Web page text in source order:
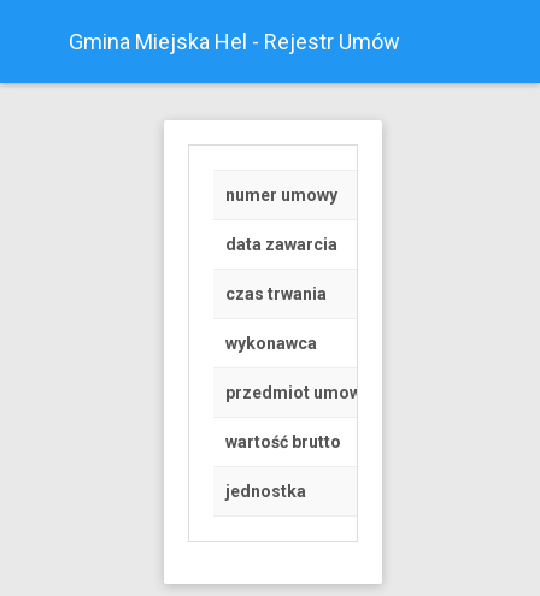
Gmina Miejska Hel - Rejestr Umów
numer umowy
data zawarcia
czas trwania
wykonawca
przedmiot umowy
wartość brutto
jednostka